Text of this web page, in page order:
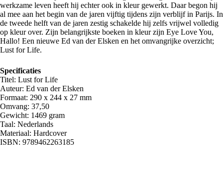
werkzame leven heeft hij echter ook in kleur gewerkt. Daar begon hij
al mee aan het begin van de jaren vijftig tijdens zijn verblijf in Parijs. In
de tweede helft van de jaren zestig schakelde hij zelfs vrijwel volledig
op kleur over. Zijn belangrijkste boeken in kleur zijn Eye Love You,
Hallo! Een nieuwe Ed van der Elsken en het omvangrijke overzicht;
Lust for Life.
Specificaties
Titel: Lust for Life
Auteur: Ed van der Elsken
Formaat: 290 x 244 x 27 mm
Omvang: 37,50
Gewicht: 1469 gram
Taal: Nederlands
Materiaal: Hardcover
ISBN: 9789462263185